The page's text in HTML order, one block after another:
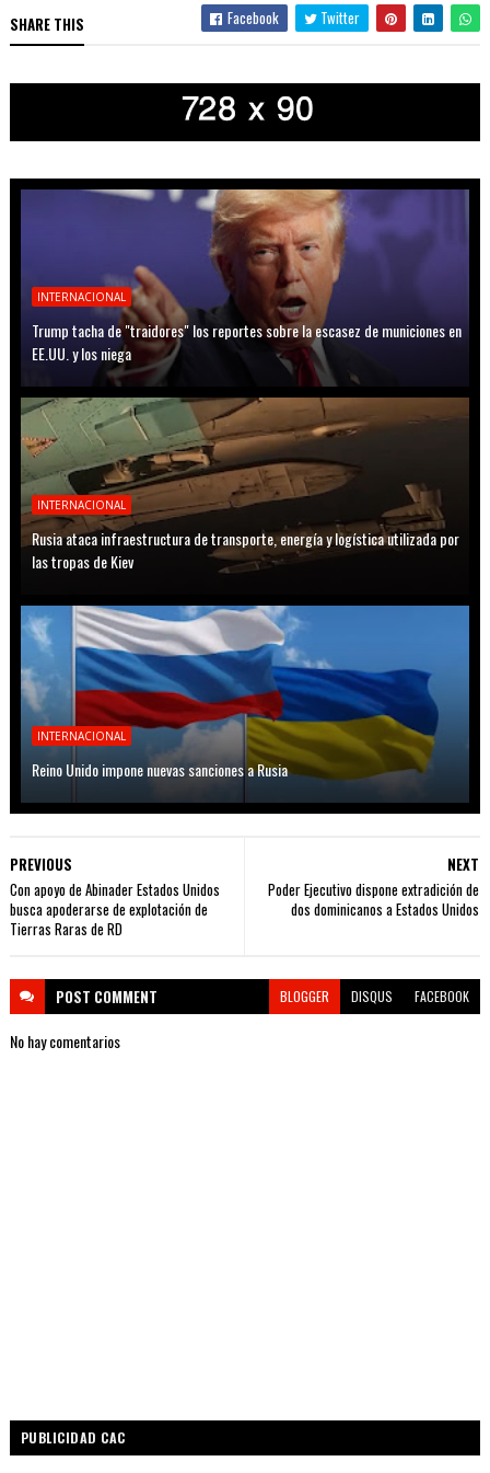
SHARE THIS Facebook Twitter
INTERNACIONAL
Trump tacha de "traidores" los reportes sobre la escasez de municiones en
EE.UU. y los niega
INTERNACIONAL
Rusia ataca infraestructura de transporte, energía y logística utilizada por
las tropas de Kiev
INTERNACIONAL
Reino Unido impone nuevas sanciones a Rusia
NEXT
Poder Ejecutivo dispone extradición de
dos dominicanos a Estados Unidos
PREVIOUS
Con apoyo de Abinader Estados Unidos
busca apoderarse de explotación de
Tierras Raras de RD
POST COMMENT BLOGGER DISQUS FACEBOOK
No hay comentarios
PUBLICIDAD CAC